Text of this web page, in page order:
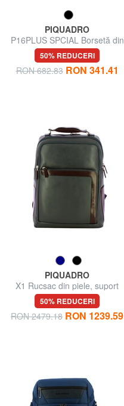
PIQUADRO
P16PLUS SPCIAL Borsetă din
material reciclat și piele
50% REDUCERI
RON 682.83 RON 341.41
PIQUADRO
X1 Rucsac din piele, suport
pentru pc de 15,6".
50% REDUCERI
RON 2479.18 RON 1239.59